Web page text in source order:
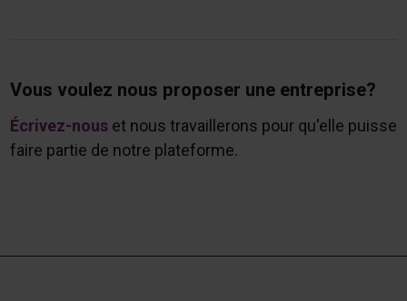
Vous voulez nous proposer une entreprise?
Écrivez-nouset nous travaillerons pour qu'elle puisse
faire partie de notre plateforme.